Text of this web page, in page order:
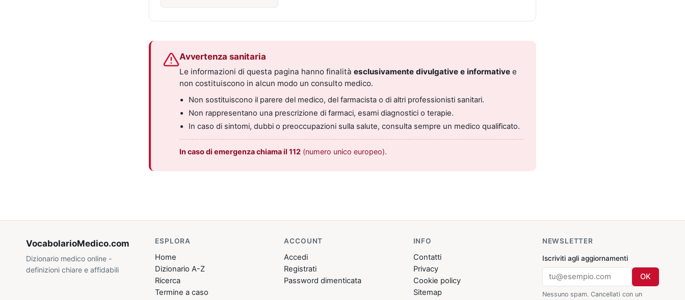
Avvertenza sanitaria
Le informazioni di questa pagina hanno finalità esclusivamente divulgative e informative e
non costituiscono in alcun modo un consulto medico.
Non sostituiscono il parere del medico, del farmacista o di altri professionisti sanitari.
Non rappresentano una prescrizione di farmaci, esami diagnostici o terapie.
In caso di sintomi, dubbi o preoccupazioni sulla salute, consulta sempre un medico qualificato.
In caso di emergenza chiama il 112 (numero unico europeo).
VocabolarioMedico.com
Dizionario medico online -
definizioni chiare e affidabili
ESPLORA
Home
Dizionario A-Z
Ricerca
Termine a caso
ACCOUNT
Accedi
Registrati
Password dimenticata
INFO
Contatti
Privacy
Cookie policy
Sitemap
NEWSLETTER
Iscriviti agli aggiornamenti
OK
Nessuno spam. Cancellati con un